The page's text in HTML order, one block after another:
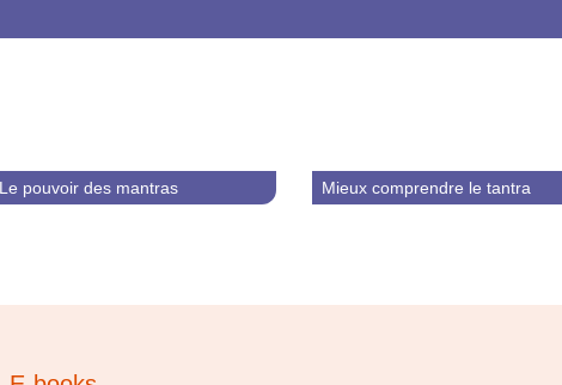
Le pouvoir des mantras Mieux comprendre le tantra